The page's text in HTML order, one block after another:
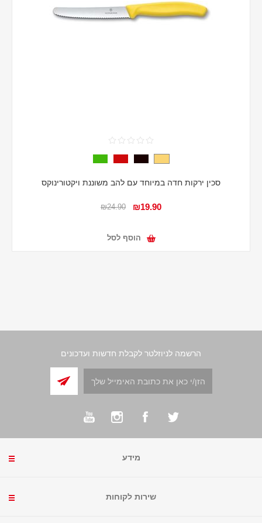
סכין ירקות חדה במיוחד עם להב משוננת ויקטורינוקס
₪19.90
₪24.90
הוסף לסל
הרשמה לניוזלטר לקבלת חדשות ועדכונים
מידע
שירות לקוחות